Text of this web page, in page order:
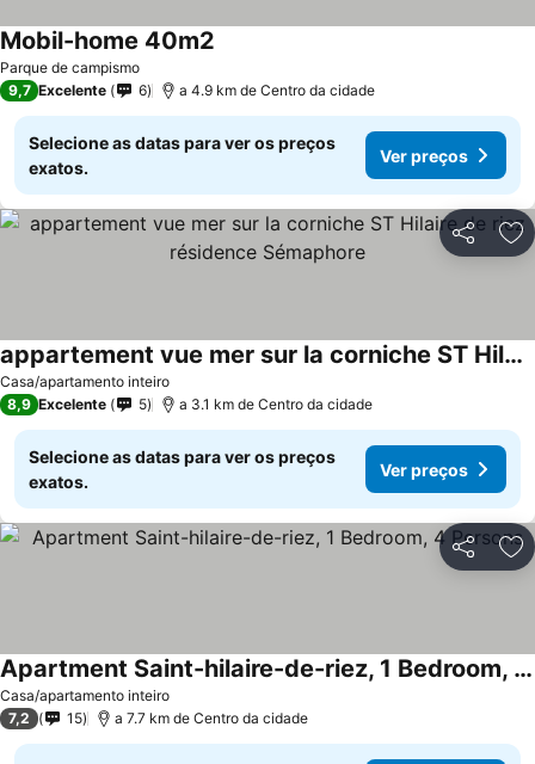
Parque de campismo
Mobil-home 40m2
9,7 Excelente 6 a 4.9 km de Centro da cidade
Selecione as datas para ver os preços
exatos.
Ver preços
Partilhar
Casa/apartamento inteiro
appartement vue mer sur la corniche ST Hilaire de riez résidence Sémaphore
Ver preços
8,9 Excelente 5 a 3.1 km de Centro da cidade
Selecione as datas para ver os preços
exatos.
Ver preços
Partilhar
Casa/apartamento inteiro
Apartment Saint-hilaire-de-riez, 1 Bedroom, 4 Persons
Ver preços
7,2 15 a 7.7 km de Centro da cidade